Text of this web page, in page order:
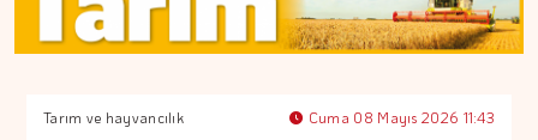
Tarım ve hayvancılık Cuma 08 Mayıs 2026 11:43